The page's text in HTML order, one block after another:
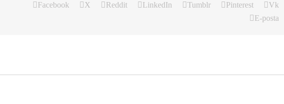
Facebook X Reddit LinkedIn Tumblr Pinterest
Vk
E-posta